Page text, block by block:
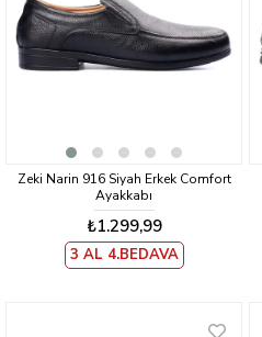
Zeki Narin 916 Siyah Erkek Comfort
Ayakkabı
₺1.299,99
3 AL 4.BEDAVA